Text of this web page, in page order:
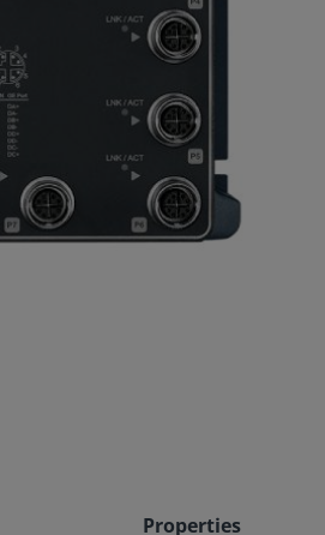
Properties